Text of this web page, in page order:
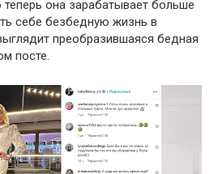
теперь она зарабатывает больше
себе безбедную жизнь в
преобразившаяся бедная
посте.